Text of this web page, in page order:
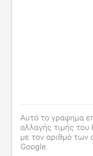
Αυτό το γράφημα
αλλαγής τιμής του
με τον αριθμό των
Google.